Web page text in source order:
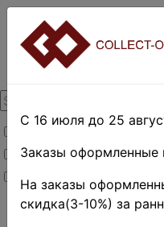
Товары со скидкой
Товары в наличии
Новинки
С 16 июля до 25
Заказы оформленные
На заказы
скидка(3-10%) за